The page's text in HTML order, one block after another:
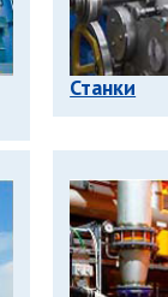
Станки